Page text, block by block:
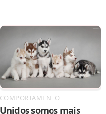
COMPORTAMENTO
Unidos somos mais